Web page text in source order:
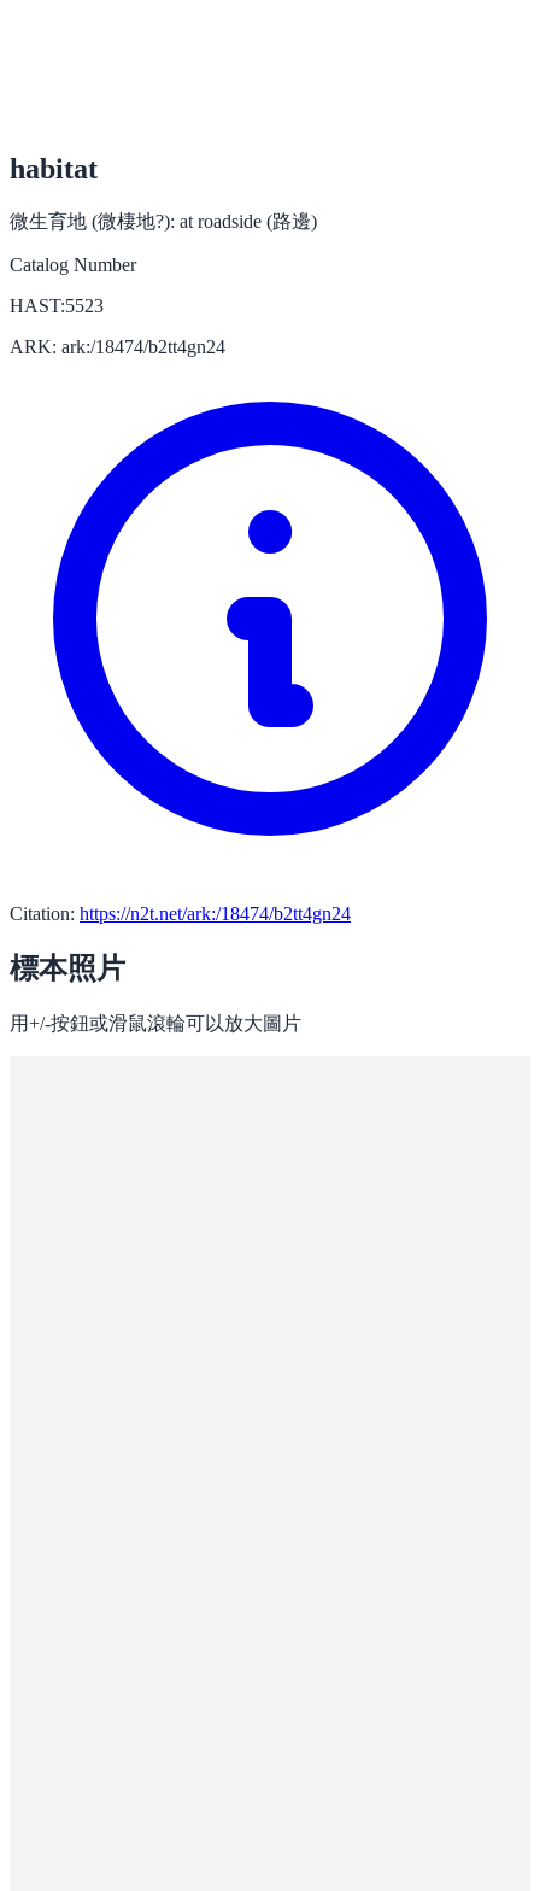
habitat
微生育地 (微棲地?): at roadside (路邊)
Catalog Number
HAST:5523
ARK: ark:/18474/b2tt4gn24
Citation: https://n2t.net/ark:/18474/b2tt4gn24
標本照片
用+/-按鈕或滑鼠滾輪可以放大圖片